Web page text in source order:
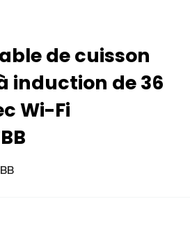
de cuisson
induction de 36
Wi-Fi